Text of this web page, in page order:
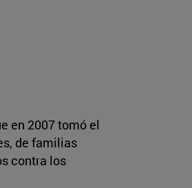
en 2007 tomó el
de familias
contra los